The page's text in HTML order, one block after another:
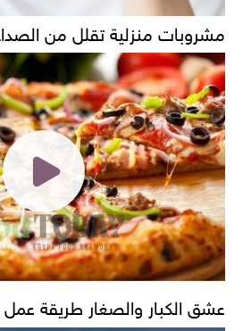
مشروبات منزلية تقلل من
عشق الكبار والصغار طريقة عمل